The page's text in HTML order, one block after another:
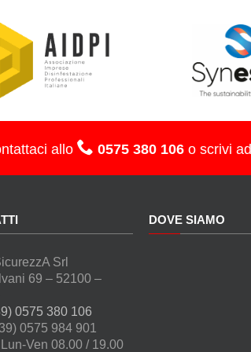
allo 0575 380 106 o scrivi ad
Srl
69 – 52100 –
0575 380 106
0575 984 901
Ven 08.00 / 19.00
DOVE SIAMO